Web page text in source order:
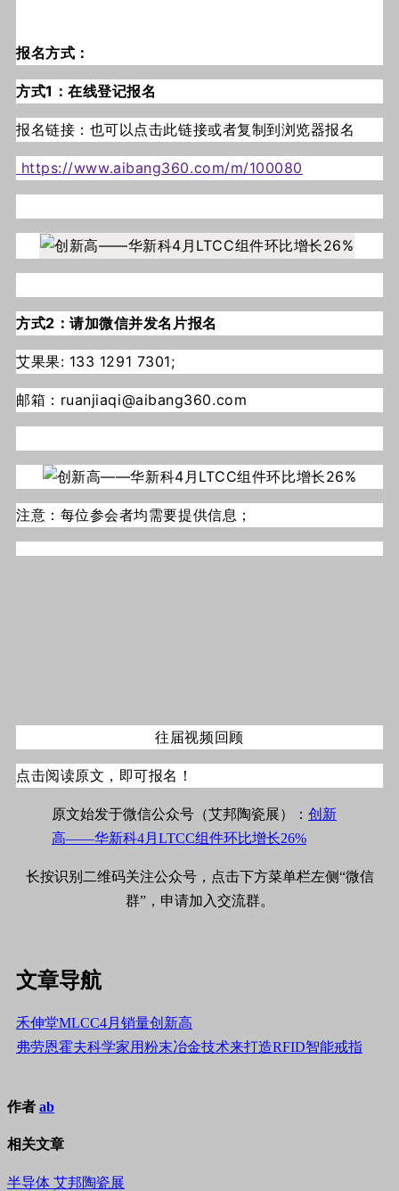
报名方式：
方式1：在线登记报名
报名链接：也可以点击此链接或者复制到浏览器报名
https://www.aibang360.com/m/100080
方式2：请加微信并发名片报名
艾果果: 133 1291 7301;
邮箱：ruanjiaqi@aibang360.com
注意：每位参会者均需要提供信息；
往届视频回顾
点击阅读原文，即可报名！
原文始发于微信公众号（艾邦陶瓷展）： 创新
高——华新科4月LTCC组件环比增长26%
长按识别二维码关注公众号，点击下方菜单栏左侧“微信
群”，申请加入交流群。
文章导航
​禾伸堂MLCC4月销量创新高
弗劳恩霍夫科学家用粉末冶金技术来打造RFID智能戒指
作者 ab
相关文章
半导体 艾邦陶瓷展